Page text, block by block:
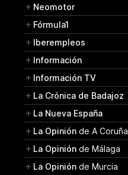
Neomotor
Fórmula1
Iberempleos
Información
Información TV
La Crónica de Badajoz
La Nueva España
La Opinión de A Coruña
La Opinión de Málaga
La Opinión de Murcia